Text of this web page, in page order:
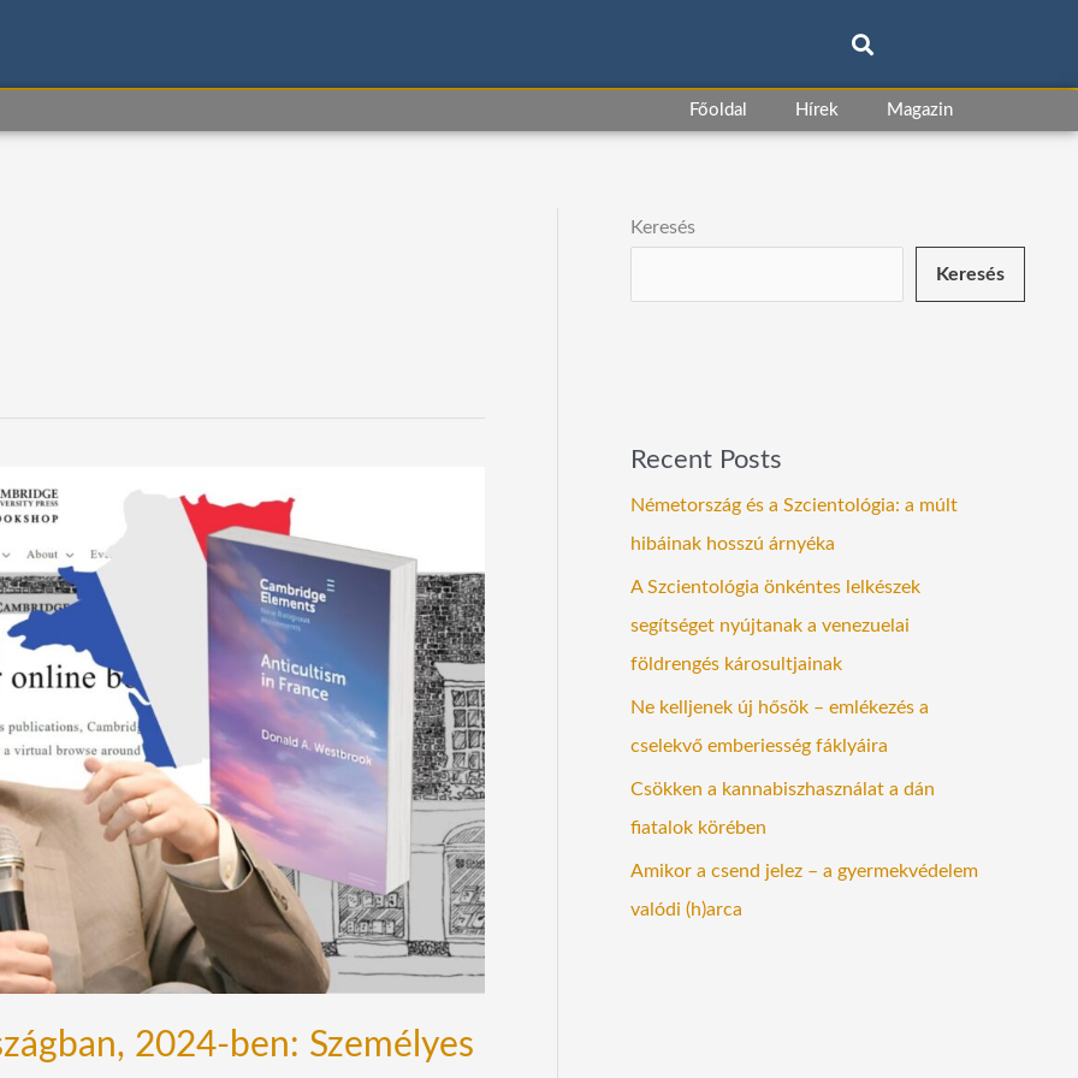
Főoldal Hírek Magazin
2024-ben: Személyes
Keresés
Keresés
Recent Posts
Németország és a Szcientológia: a múlt
hibáinak hosszú árnyéka
A Szcientológia önkéntes lelkészek
segítséget nyújtanak a venezuelai
földrengés károsultjainak
Ne kelljenek új hősök – emlékezés a
cselekvő emberiesség fáklyáira
Csökken a kannabiszhasználat a dán
fiatalok körében
Amikor a csend jelez – a gyermekvédelem
valódi (h)arca